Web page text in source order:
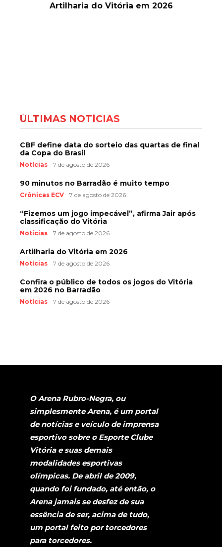
Artilharia do Vitória em 2026
ÚLTIMAS NOTÍCIAS
CBF define data do sorteio das quartas de final
da Copa do Brasil
Notícias 7 de agosto de 2026
90 minutos no Barradão é muito tempo
Crônicas ECV 7 de agosto de 2026
“Fizemos um jogo impecável”, afirma Jair após
classificação do Vitória
Notícias 7 de agosto de 2026
Artilharia do Vitória em 2026
Notícias 7 de agosto de 2026
Confira o público de todos os jogos do Vitória
em 2026 no Barradão
Notícias 7 de agosto de 2026
O Arena Rubro-Negra, ou
simplesmente Arena, é um portal
de notícias e veículo de imprensa
esportivo sobre o Esporte Clube
Vitória e suas demais
modalidades esportivas
olímpicas. De abril de 2009,
quando foi fundado, até então, o
Arena jamais se desfez de sua
essência de ser, acima de tudo,
um portal feito por torcedores
para torcedores.